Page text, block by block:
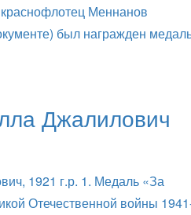
Меннанов
был награжден
Джалилович
1921 г.р. 1. Медаль «За
Отечественной войны